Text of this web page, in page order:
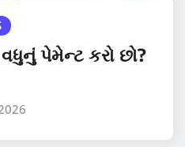
પેમેન્ટ કરો છો?